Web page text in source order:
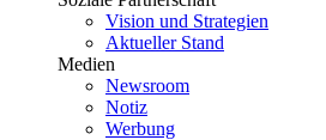
Vision und Strategien
Aktueller Stand
Medien
Newsroom
Notiz
Werbung